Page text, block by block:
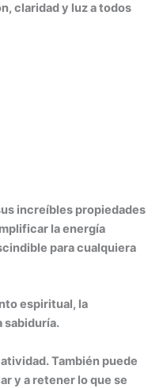
claridad y luz a todos
increíbles propiedades
la energía
para cualquiera
espiritual, la
sabiduría.
También puede
y a retener lo que se